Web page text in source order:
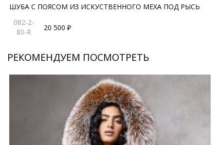
ШУБА С ПОЯСОМ ИЗ ИСКУСТВЕННОГО МЕХА ПОД РЫСЬ
082-2-
80-R
20 500 ₽
РЕКОМЕНДУЕМ ПОСМОТРЕТЬ